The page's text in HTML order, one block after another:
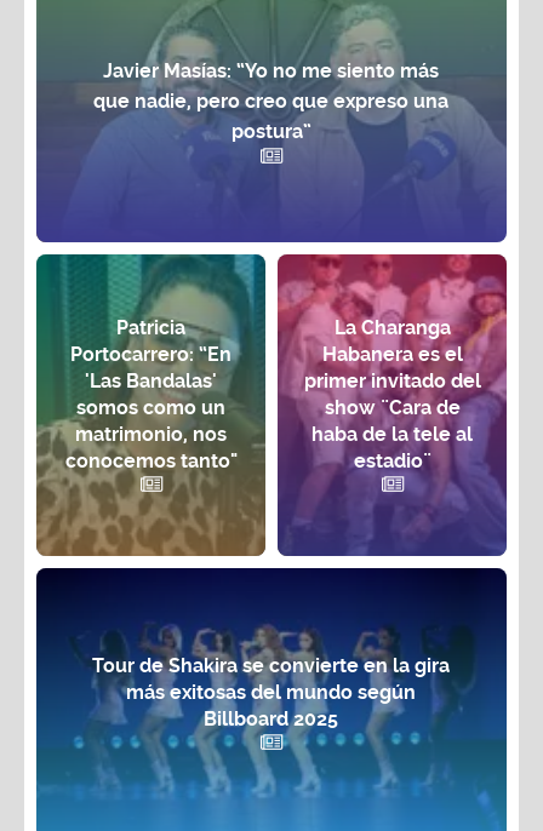
Javier Masías: “Yo no me siento más
que nadie, pero creo que expreso una
postura”
Patricia
Portocarrero: “En
'Las Bandalas'
somos como un
matrimonio, nos
conocemos tanto"
La Charanga
Habanera es el
primer invitado del
show ¨Cara de
haba de la tele al
estadio¨
Tour de Shakira se convierte en la gira
más exitosas del mundo según
Billboard 2025